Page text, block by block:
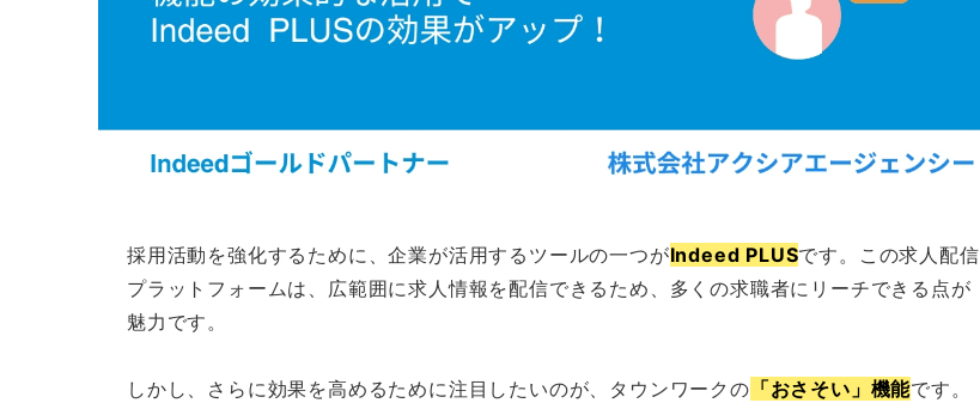
採用活動を強化するために、企業が活用するツールの一つがIndeed PLUSです。この求人配信
プラットフォームは、広範囲に求人情報を配信できるため、多くの求職者にリーチできる点が
魅力です。
しかし、さらに効果を高めるために注目したいのが、タウンワークの 「おさそい」機能です。